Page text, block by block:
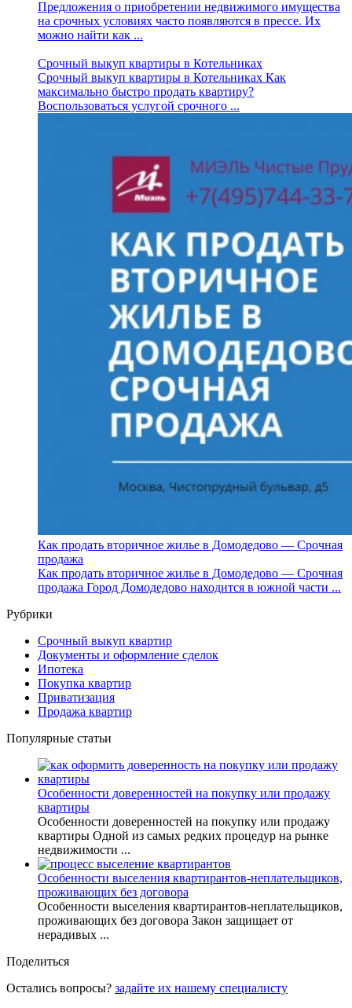
Предложения о приобретении недвижимого имущества
на срочных условиях часто появляются в прессе. Их
можно найти как ...
Срочный выкуп квартиры в Котельниках
Срочный выкуп квартиры в Котельниках Как
максимально быстро продать квартиру?
Воспользоваться услугой срочного ...
Как продать вторичное жилье в Домодедово — Срочная
продажа
Как продать вторичное жилье в Домодедово — Срочная
продажа Город Домодедово находится в южной части ...
Рубрики
Cрочный выкуп квартир
Документы и оформление сделок
Ипотека
Покупка квартир
Приватизация
Продажа квартир
Популярные статьи
Особенности доверенностей на покупку или продажу
квартиры
Особенности доверенностей на покупку или продажу
квартиры Одной из самых редких процедур на рынке
недвижимости ...
Особенности выселения квартирантов-неплательщиков,
проживающих без договора
Особенности выселения квартирантов-неплательщиков,
проживающих без договора Закон защищает от
нерадивых ...
Поделиться
Остались вопросы? задайте их нашему специалисту